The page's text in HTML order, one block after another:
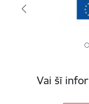
Vai šī